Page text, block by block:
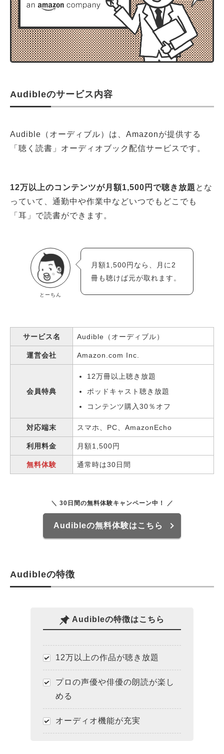
Audibleのサービス内容
Audible（オーディブル）は、Amazonが提供する
「聴く読書」オーディオブック配信サービスです。
12万以上のコンテンツが月額1,500円で聴き放題 とな
っていて、通勤中や作業中などいつでもどこでも
「耳」で読書ができます。
とーちん
月額1,500円なら、月に2
冊も聴けば元が取れます。
サービス名 Audible（オーディブル）
運営会社 Amazon.com Inc.
会員特典
12万冊以上聴き放題
ポッドキャスト聴き放題
コンテンツ購入30％オフ
対応端末 スマホ、PC、AmazonEcho
利用料金 月額1,500円
無料体験 通常時は30日間
＼ 30日間の無料体験キャンペーン中！ ／
Audibleの無料体験はこちら
Audibleの特徴
Audibleの特徴はこちら
12万以上の作品が聴き放題
プロの声優や俳優の朗読が楽し
める
オーディオ機能が充実